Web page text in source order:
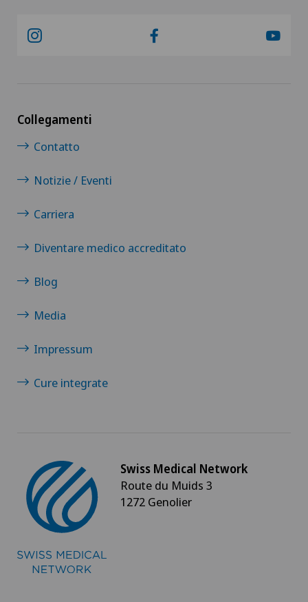
Collegamenti
Contatto
Notizie / Eventi
Carriera
Diventare medico accreditato
Blog
Media
Impressum
Cure integrate
Swiss Medical Network
Route du Muids 3
1272 Genolier